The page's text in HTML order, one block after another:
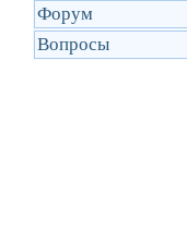
Форум
Вопросы